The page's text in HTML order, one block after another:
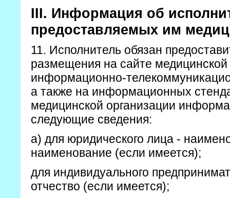
III. Информация об
предоставляемых им
11. Исполнитель обязан
размещения на сайте медицинской
информационно-
а также на информационных
медицинской организации
следующие сведения:
а) для юридического лица -
наименование (если имеется);
для индивидуального
отчество (если имеется);